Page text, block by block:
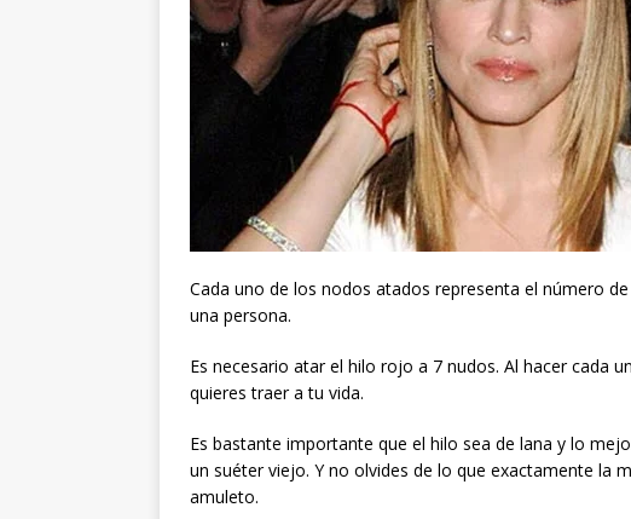
Cada uno de los nodos atados representa el número
una persona.
Es necesario atar el hilo rojo a 7 nudos. Al hacer cada
quieres traer a tu vida.
Es bastante importante que el hilo sea de lana y lo
un suéter viejo. Y no olvides de lo que exactamente la
amuleto.